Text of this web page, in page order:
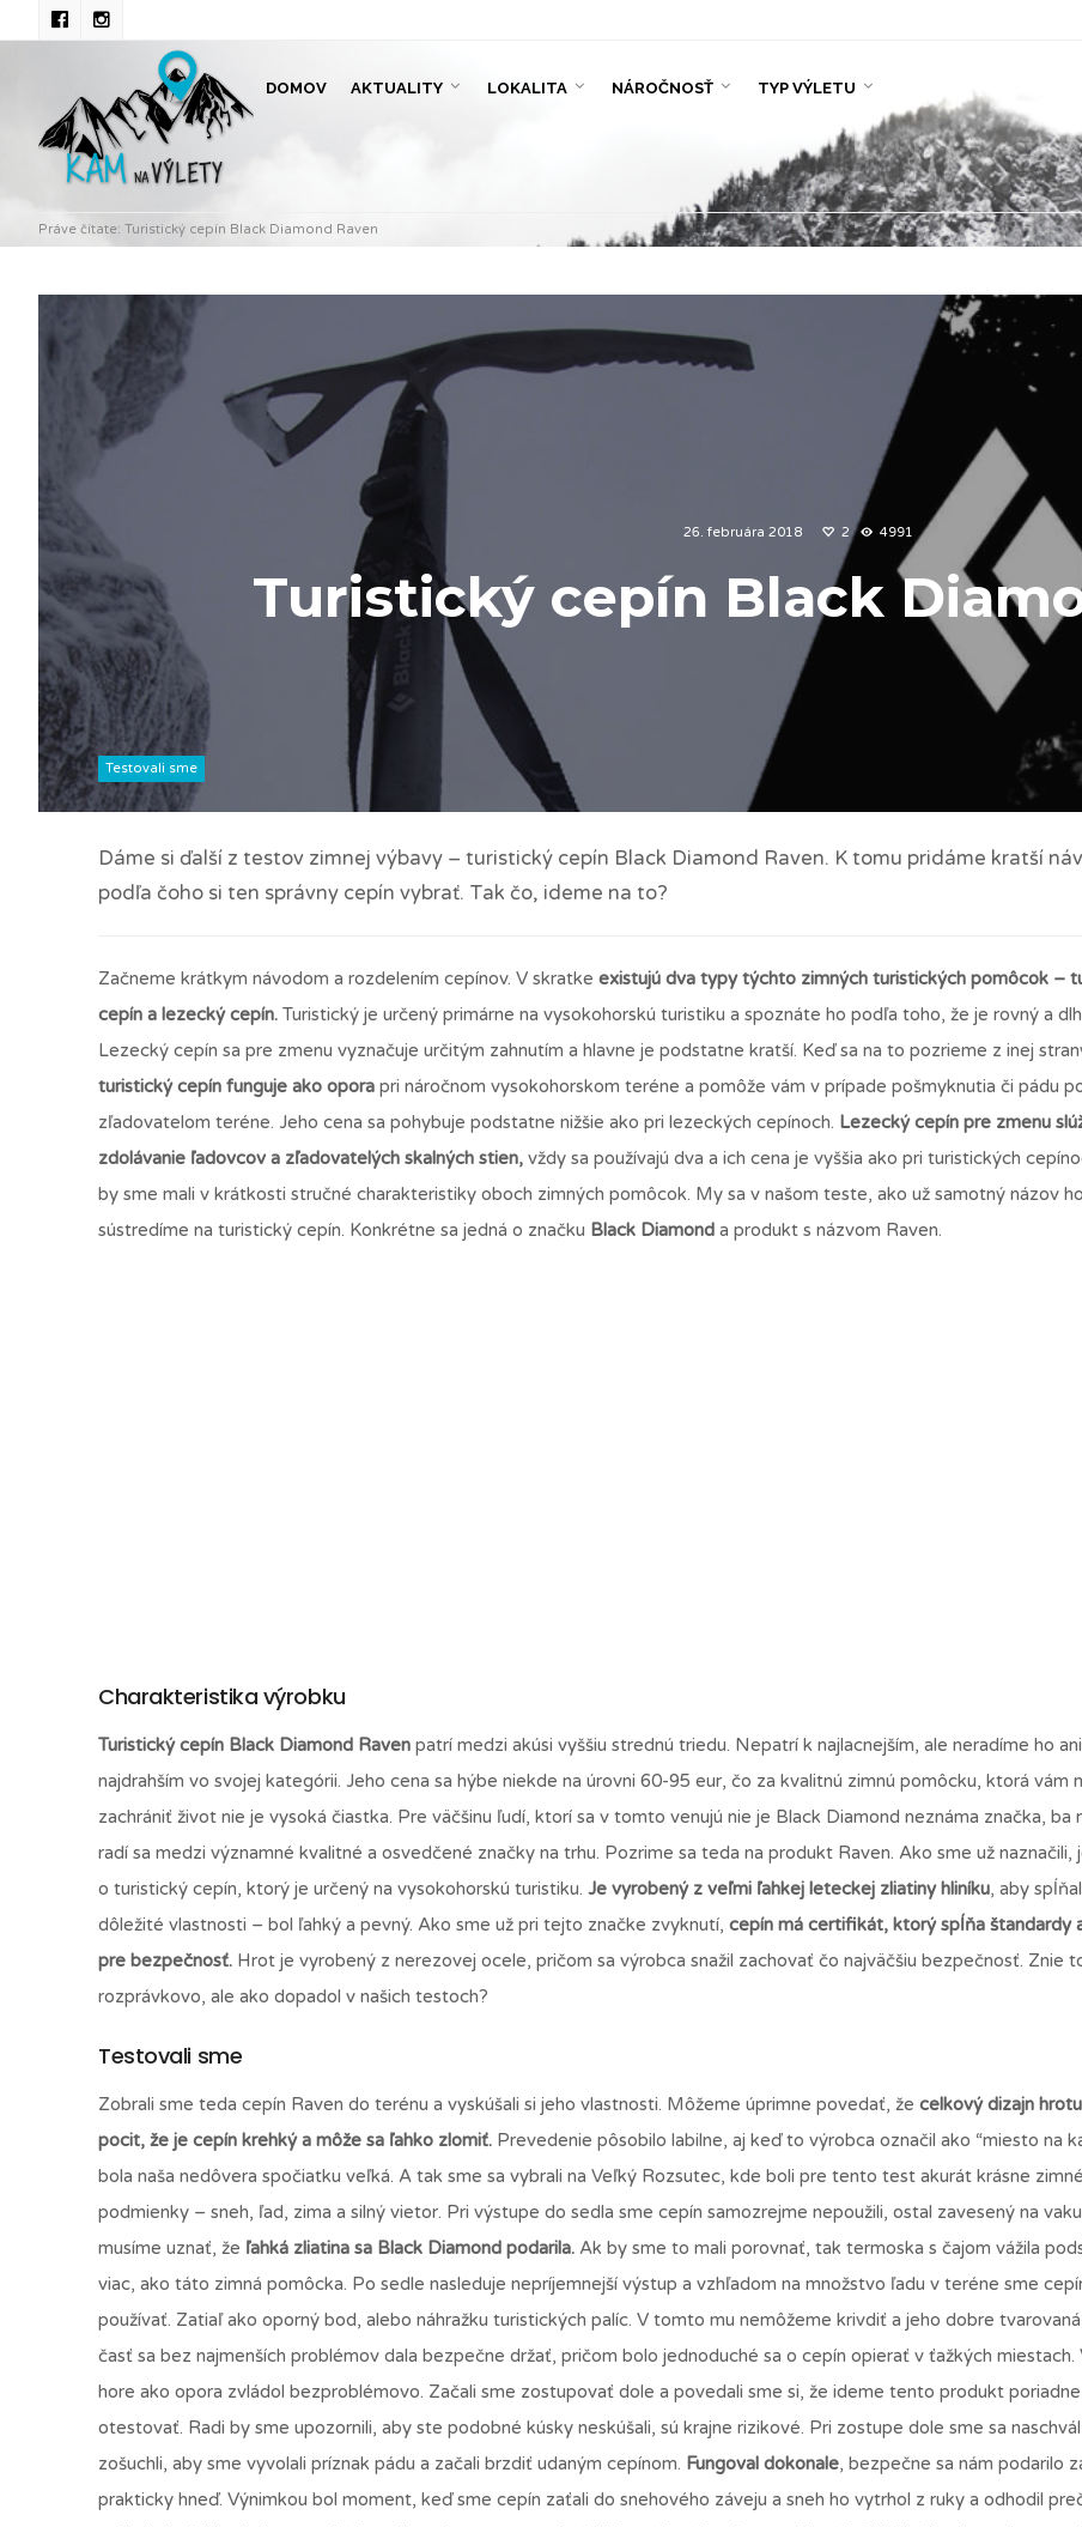
DOMOV AKTUALITY LOKALITA NÁROČNOSŤ TYP VÝLETU
Práve čítate: Turistický cepín Black Diamond Raven
26. februára 2018 2 4991
Turistický cepín Black
Testovali sme
Dáme si ďalší z testov zimnej výbavy – turistický cepín Black Diamond Raven. K tomu pridáme kratší
podľa čoho si ten správny cepín vybrať. Tak čo, ideme na to?
Začneme krátkym návodom a rozdelením cepínov. V skratke existujú dva typy týchto zimných turistických pomôcok –
cepín a lezecký cepín. Turistický je určený primárne na vysokohorskú turistiku a spoznáte ho podľa toho, že je rovný a
Lezecký cepín sa pre zmenu vyznačuje určitým zahnutím a hlavne je podstatne kratší. Keď sa na to pozrieme z inej
turistický cepín funguje ako opora pri náročnom vysokohorskom teréne a pomôže vám v prípade pošmyknutia či pádu
zľadovatelom teréne. Jeho cena sa pohybuje podstatne nižšie ako pri lezeckých cepínoch. Lezecký cepín pre zmenu
zdolávanie ľadovcov a zľadovatelých skalných stien, vždy sa používajú dva a ich cena je vyššia ako pri turistických
by sme mali v krátkosti stručné charakteristiky oboch zimných pomôcok. My sa v našom teste, ako už samotný názov
sústredíme na turistický cepín. Konkrétne sa jedná o značku Black Diamond a produkt s názvom Raven.
Charakteristika výrobku
Turistický cepín Black Diamond Raven patrí medzi akúsi vyššiu strednú triedu. Nepatrí k najlacnejším, ale neradíme ho
najdrahším vo svojej kategórii. Jeho cena sa hýbe niekde na úrovni 60-95 eur, čo za kvalitnú zimnú pomôcku, ktorá vám
zachrániť život nie je vysoká čiastka. Pre väčšinu ľudí, ktorí sa v tomto venujú nie je Black Diamond neznáma značka, ba
radí sa medzi významné kvalitné a osvedčené značky na trhu. Pozrime sa teda na produkt Raven. Ako sme už naznačili,
o turistický cepín, ktorý je určený na vysokohorskú turistiku. Je vyrobený z veľmi ľahkej leteckej zliatiny hliníku, aby
dôležité vlastnosti – bol ľahký a pevný. Ako sme už pri tejto značke zvyknutí, cepín má certifikát, ktorý spĺňa štandardy
pre bezpečnosť. Hrot je vyrobený z nerezovej ocele, pričom sa výrobca snažil zachovať čo najväčšiu bezpečnosť. Znie
rozprávkovo, ale ako dopadol v našich testoch?
Testovali sme
Zobrali sme teda cepín Raven do terénu a vyskúšali si jeho vlastnosti. Môžeme úprimne povedať, že celkový dizajn
pocit, že je cepín krehký a môže sa ľahko zlomiť. Prevedenie pôsobilo labilne, aj keď to výrobca označil ako “miesto na
bola naša nedôvera spočiatku veľká. A tak sme sa vybrali na Veľký Rozsutec, kde boli pre tento test akurát krásne zimné
podmienky – sneh, ľad, zima a silný vietor. Pri výstupe do sedla sme cepín samozrejme nepoužili, ostal zavesený na
musíme uznať, že ľahká zliatina sa Black Diamond podarila. Ak by sme to mali porovnať, tak termoska s čajom vážila
viac, ako táto zimná pomôcka. Po sedle nasleduje nepríjemnejší výstup a vzhľadom na množstvo ľadu v teréne sme
používať. Zatiaľ ako oporný bod, alebo náhražku turistických palíc. V tomto mu nemôžeme krivdiť a jeho dobre
časť sa bez najmenších problémov dala bezpečne držať, pričom bolo jednoduché sa o cepín opierať v ťažkých miestach.
hore ako opora zvládol bezproblémovo. Začali sme zostupovať dole a povedali sme si, že ideme tento produkt poriadne
otestovať. Radi by sme upozornili, aby ste podobné kúsky neskúšali, sú krajne rizikové. Pri zostupe dole sme sa naschvál
zošuchli, aby sme vyvolali príznak pádu a začali brzdiť udaným cepínom. Fungoval dokonale, bezpečne sa nám podarilo
prakticky hneď. Výnimkou bol moment, keď sme cepín zaťali do snehového záveju a sneh ho vytrhol z ruky a odhodil